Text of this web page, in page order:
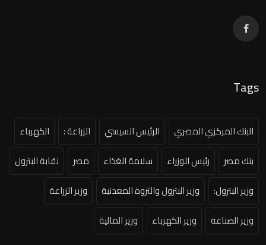
Tags
البنك المركزي المصري الرئيس السيسي الزراعة :
الكهرباء
بنك مصر
رئيس الوزراء سلامة الغذاء مصر
نقابة البترول
وزير البترول:
وزير البترول والثروة المعدنية
وزير الزراعة
وزير الصناعة
وزير الكهرباء وزير المالية